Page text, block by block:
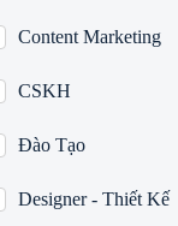
Content Marketing
CSKH
Đào Tạo
Designer - Thiết Kế